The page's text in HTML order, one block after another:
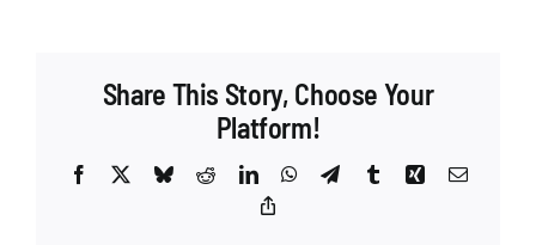
Share This Story, Choose Your
Platform!
Facebook
X BlueskyRedditLinkedInWhatsApp
TelegramTumblrXing Email